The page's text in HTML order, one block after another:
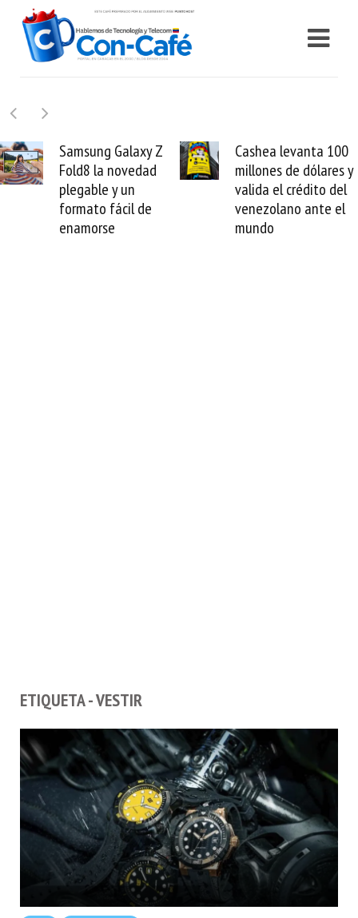
Z
Cashea levanta 100
millones de dólares y
valida el crédito del
venezolano ante el
mundo
El buque
Sentinel
reparación
cable de
ETIQUETA - VESTIR